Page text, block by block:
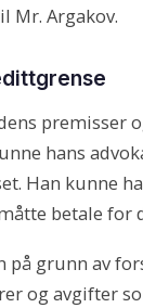
Mr. Argakov.
premisser
hans
Han kunne
betale for
grunn av
og avgifter